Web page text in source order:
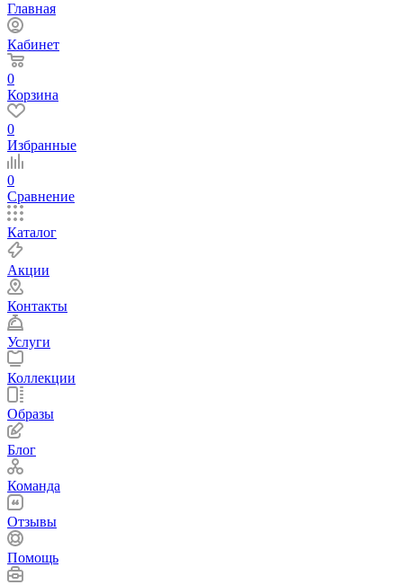
Главная
Кабинет
0
Корзина
0
Избранные
0
Сравнение
Каталог
Акции
Контакты
Услуги
Коллекции
Образы
Блог
Команда
Отзывы
Помощь